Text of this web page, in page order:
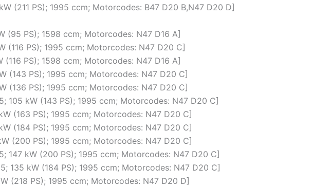
(211 PS); 1995 ccm; Motorcodes: B47 D20 B,N47 D20 D]
(95 PS); 1598 ccm; Motorcodes: N47 D16 A]
(116 PS); 1995 ccm; Motorcodes: N47 D20 C]
(116 PS); 1598 ccm; Motorcodes: N47 D16 A]
(143 PS); 1995 ccm; Motorcodes: N47 D20 C]
(136 PS); 1995 ccm; Motorcodes: N47 D20 C]
105 kW (143 PS); 1995 ccm; Motorcodes: N47 D20 C]
(163 PS); 1995 ccm; Motorcodes: N47 D20 C]
(184 PS); 1995 ccm; Motorcodes: N47 D20 C]
(200 PS); 1995 ccm; Motorcodes: N47 D20 C]
147 kW (200 PS); 1995 ccm; Motorcodes: N47 D20 C]
135 kW (184 PS); 1995 ccm; Motorcodes: N47 D20 C]
(218 PS); 1995 ccm; Motorcodes: N47 D20 D]